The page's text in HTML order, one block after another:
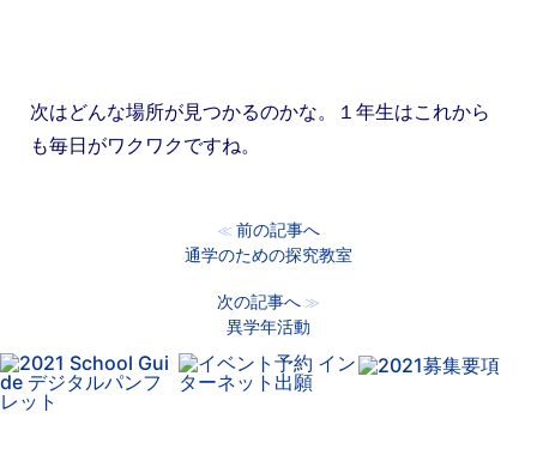
次はどんな場所が見つかるのかな。１年生はこれから
も毎日がワクワクですね。
≪ 前の記事へ
通学のための探究教室
次の記事へ ≫
異学年活動